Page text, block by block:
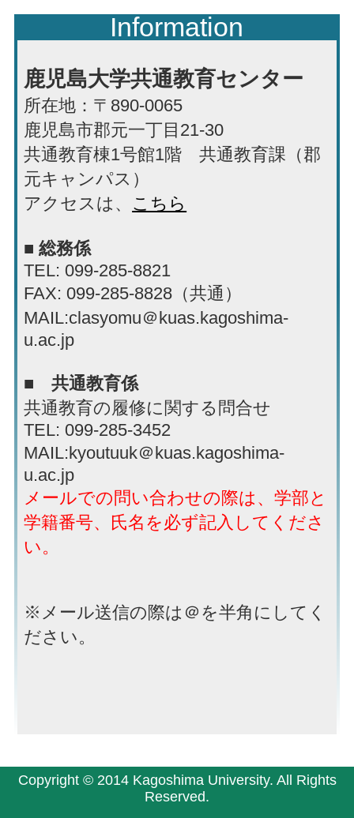
Information
鹿児島大学共通教育センター
所在地：〒890-0065
鹿児島市郡元一丁目21-30
共通教育棟1号館1階 共通教育課（郡
元キャンパス）
アクセスは、 こちら
■ 総務係
TEL: 099-285-8821
FAX: 099-285-8828（共通）
MAIL:clasyomu＠kuas.kagoshima-
u.ac.jp
■ 共通教育係
共通教育の履修に関する問合せ
TEL: 099-285-3452
MAIL:kyoutuuk＠kuas.kagoshima-
u.ac.jp
メールでの問い合わせの際は、学部と
学籍番号、氏名を必ず記入してくださ
い。
※メール送信の際は＠を半角にしてく
ださい。
Copyright © 2014 Kagoshima University. All Rights
Reserved.